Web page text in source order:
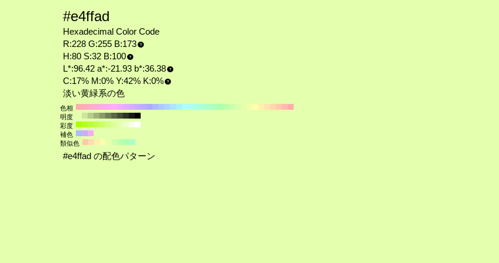
#e4ffad
Hexadecimal Color Code
R:228 G:255 B:173
H:80 S:32 B:100
L*:96.42 a*:-21.93 b*:36.38
C:17% M:0% Y:42% K:0%
淡い黄緑系の色
色相
明度
彩度
補色
類似色
#e4ffad の配色パターン